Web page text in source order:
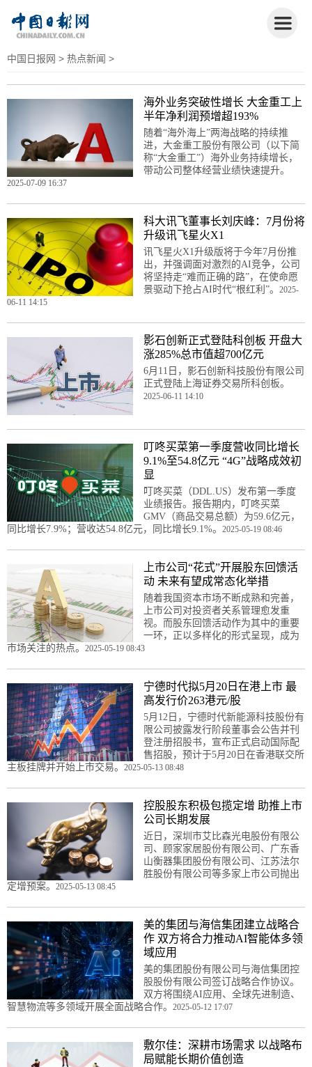
中国日报网 > 热点新闻 >
海外业务突破性增长 大金重工上
半年净利润预增超193%
随着“海外海上”两海战略的持续推
进，大金重工股份有限公司（以下简
称“大金重工”）海外业务持续增长，
带动公司整体经营业绩快速提升。
2025-07-09 16:37
科大讯飞董事长刘庆峰：7月份将
升级讯飞星火X1
讯飞星火X1升级版将于今年7月份推
出，并强调面对激烈的AI竞争，公司
将坚持走“难而正确的路”，在使命愿
景驱动下抢占AI时代“根红利”。 2025-
06-11 14:15
影石创新正式登陆科创板 开盘大
涨285%总市值超700亿元
6月11日，影石创新科技股份有限公司
正式登陆上海证券交易所科创板。
2025-06-11 14:10
叮咚买菜第一季度营收同比增长
9.1%至54.8亿元 “4G”战略成效初
显
叮咚买菜（DDL.US）发布第一季度
业绩报告。报告期内，叮咚买菜
GMV（商品交易总额）为59.6亿元，
同比增长7.9%；营收达54.8亿元，同比增长9.1%。 2025-05-19 08:46
上市公司“花式”开展股东回馈活
动​ 未来有望成常态化举措
随着我国资本市场不断成熟和完善，
上市公司对投资者关系管理愈发重
视。而股东回馈活动作为其中的重要
一环，正以多样化的形式呈现，成为
市场关注的热点。 2025-05-19 08:43
宁德时代拟5月20日在港上市 最
高发行价263港元/股
5月12日，宁德时代新能源科技股份有
限公司披露发行阶段董事会公告并刊
登注册招股书，宣布正式启动国际配
售招股，预计于5月20日在香港联交所
主板挂牌并开始上市交易。 2025-05-13 08:48
控股股东积极包揽定增 助推上市
公司长期发展
近日，深圳市艾比森光电股份有限公
司、顾家家居股份有限公司、广东香
山衡器集团股份有限公司、江苏法尔
胜股份有限公司等多家上市公司抛出
定增预案。 2025-05-13 08:45
美的集团与海信集团建立战略合
作 双方将合力推动AI智能体多领
域应用
美的集团股份有限公司与海信集团控
股股份有限公司签订战略合作协议。
双方将围绕AI应用、全球先进制造、
智慧物流等多领域开展全面战略合作。 2025-05-12 17:07
敷尔佳：深耕市场需求 以战略布
局赋能长期价值创造